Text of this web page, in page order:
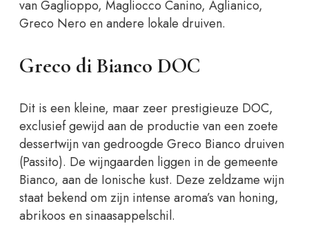
van Gaglioppo, Magliocco Canino, Aglianico,
Greco Nero en andere lokale druiven.
Greco di Bianco DOC
Dit is een kleine, maar zeer prestigieuze DOC,
exclusief gewijd aan de productie van een zoete
dessertwijn van gedroogde Greco Bianco druiven
(Passito). De wijngaarden liggen in de gemeente
Bianco, aan de Ionische kust. Deze zeldzame wijn
staat bekend om zijn intense aroma’s van honing,
abrikoos en sinaasappelschil.